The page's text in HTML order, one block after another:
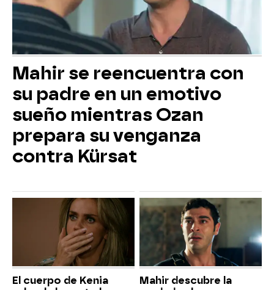
Mahir se reencuentra con
su padre en un emotivo
sueño mientras Ozan
prepara su venganza
contra Kürsat
El cuerpo de Kenia
Mahir descubre la